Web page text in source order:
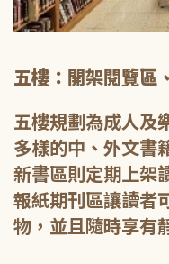
五樓：開架閱覽區
五樓規劃為成人及
多樣的中、外文書
新書區則定期上架
報紙期刊區讓讀者
物，並且隨時享有